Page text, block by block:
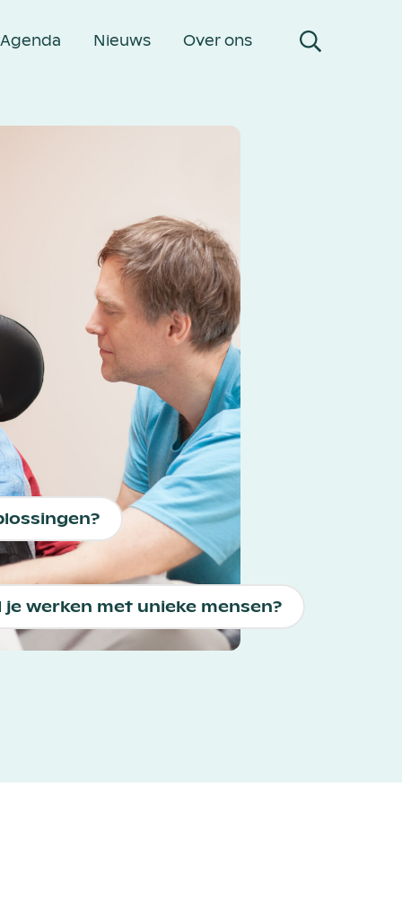
Agenda Nieuws Over ons
je werken met unieke mensen?